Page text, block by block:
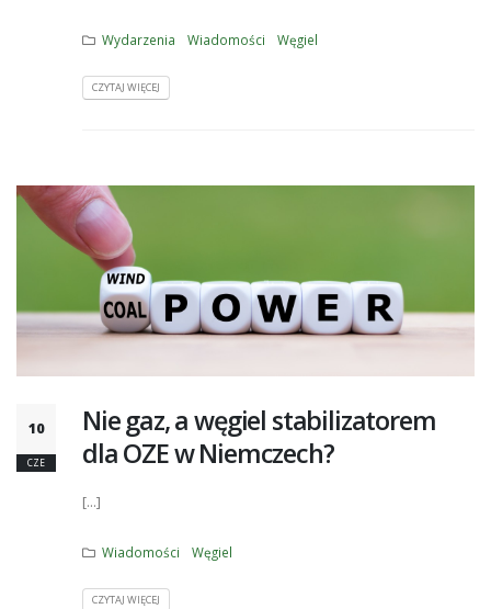
Wydarzenia Wiadomości Węgiel
CZYTAJ WIĘCEJ
10
CZE
Nie gaz, a węgiel stabilizatorem
dla OZE w Niemczech?
[...]
Wiadomości Węgiel
CZYTAJ WIĘCEJ